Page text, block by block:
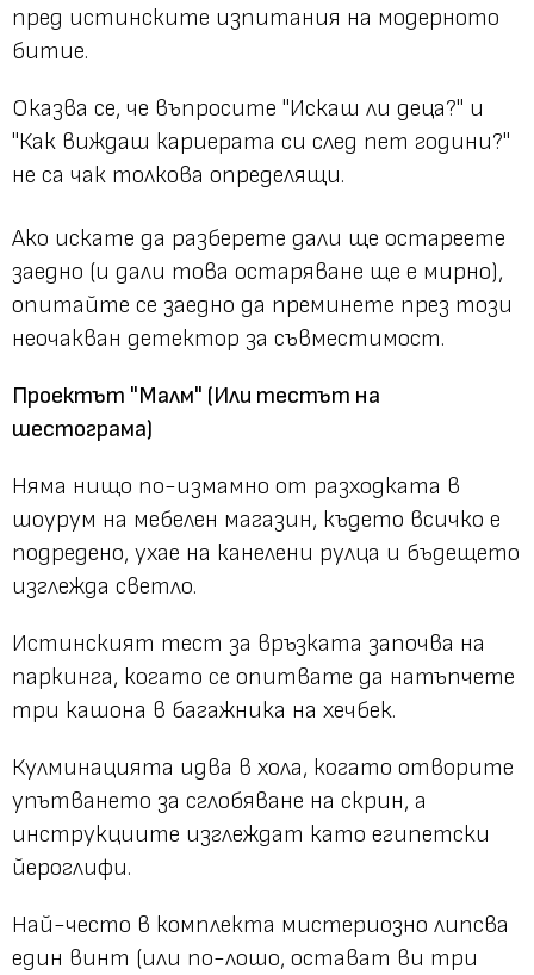
пред истинските изпитания на модерното
битие.
Оказва се, че въпросите "Искаш ли деца?" и
"Как виждаш кариерата си след пет години?"
не са чак толкова определящи.
Ако искате да разберете дали ще остареете
заедно (и дали това остаряване ще е мирно),
опитайте се заедно да преминете през този
неочакван детектор за съвместимост.
Проектът "Малм" (Или тестът на
шестограма)
Няма нищо по-измамно от разходката в
шоурум на мебелен магазин, където всичко е
подредено, ухае на канелени рулца и бъдещето
изглежда светло.
Истинският тест за връзката започва на
паркинга, когато се опитвате да натъпчете
три кашона в багажника на хечбек.
Кулминацията идва в хола, когато отворите
упътването за сглобяване на скрин, а
инструкциите изглеждат като египетски
йероглифи.
Най-често в комплекта мистериозно липсва
един винт (или по-лошо, остават ви три